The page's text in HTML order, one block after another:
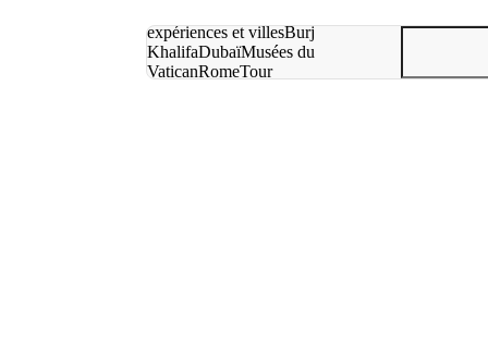
expériences et villesBurj
KhalifaDubaïMusées du
VaticanRomeTour